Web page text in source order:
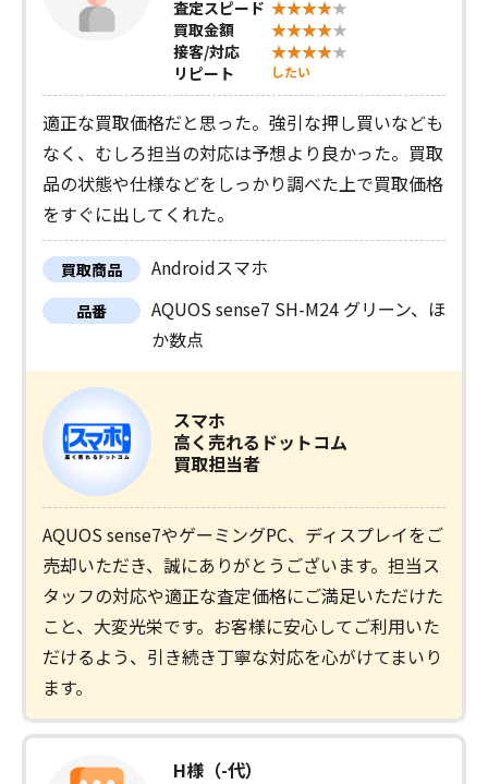
査定スピード
買取金額
接客/対応
リピート
したい
適正な買取価格だと思った。強引な押し買いなども
なく、むしろ担当の対応は予想より良かった。買取
品の状態や仕様などをしっかり調べた上で買取価格
をすぐに出してくれた。
買取商品 Androidスマホ
品番
AQUOS sense7 SH-M24 グリーン、ほ
か数点
スマホ
高く売れるドットコム
買取担当者
AQUOS sense7やゲーミングPC、ディスプレイをご
売却いただき、誠にありがとうございます。担当ス
タッフの対応や適正な査定価格にご満足いただけた
こと、大変光栄です。お客様に安心してご利用いた
だけるよう、引き続き丁寧な対応を心がけてまいり
ます。
H様（-代）